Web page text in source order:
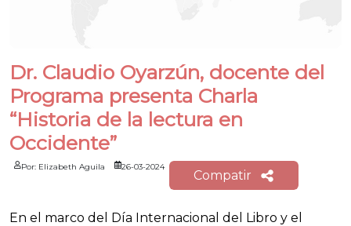
Dr. Claudio Oyarzún, docente del
Programa presenta Charla
“Historia de la lectura en
Occidente”
Por: Elizabeth Aguila 26-03-2024
Compatir
En el marco del Día Internacional del Libro y el